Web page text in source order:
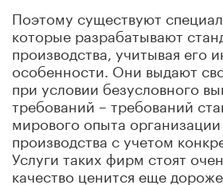
Поэтому существуют
которые разрабатывают
производства, учитывая его
особенности. Они выдают
при условии безусловного
требований – требований
мирового опыта
производства с учетом
Услуги таких фирм стоят
качество ценится еще